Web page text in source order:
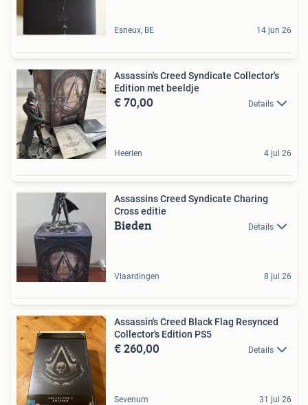
Esneux, BE 14 jun 26
Assassin's Creed Syndicate Collector's
Edition met beeldje
€ 70,00 Details
Heerlen 4 jul 26
Assassins Creed Syndicate Charing
Cross editie
Bieden Details
Vlaardingen 8 jul 26
Assassin's Creed Black Flag Resynced
Collector's Edition PS5
€ 260,00 Details
Sevenum 31 jul 26